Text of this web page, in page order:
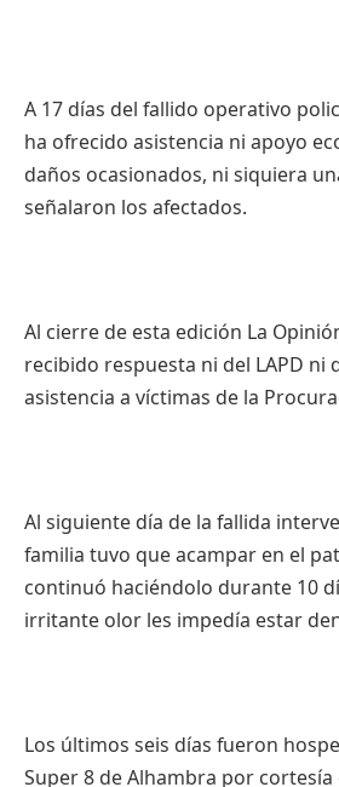
A 17 días del fallido operativo
ha ofrecido asistencia ni apoyo
daños ocasionados, ni siquiera
señalaron los afectados.
Al cierre de esta edición La
recibido respuesta ni del LAPD ni
asistencia a víctimas de la
Al siguiente día de la fallida
familia tuvo que acampar en el
continuó haciéndolo durante 10
irritante olor les impedía estar
Los últimos seis días fueron
Super 8 de Alhambra por cortesía